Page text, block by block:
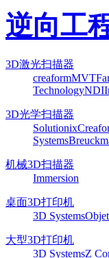
逆向工
3D激光扫描器
creaformMVT
TechnologyNDI
3D光学扫描器
Solutionix
Systems
机械3D扫描器
Immersion
桌面3D打印机
3D SystemsObjet
大型3D打印机
3D SystemsZ